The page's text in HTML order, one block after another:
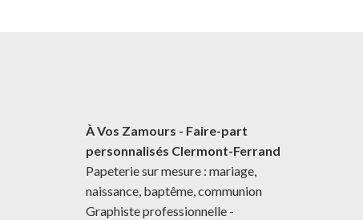
À Vos Zamours - Faire-part
personnalisés Clermont-Ferrand
Papeterie sur mesure : mariage,
naissance, baptême, communion
Graphiste professionnelle -